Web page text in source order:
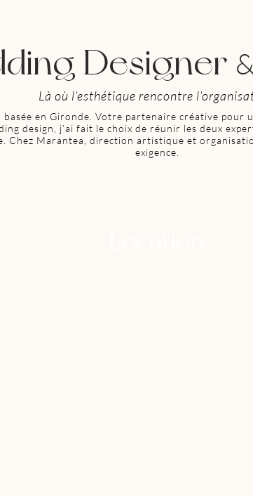
Designer &
Là où l’esthétique rencontre
en Gironde. Votre partenaire créative
design, j’ai fait le choix de réunir les deux
Chez Marantea, direction artistique et
exigence.